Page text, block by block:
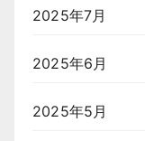
2025年7月
2025年6月
2025年5月